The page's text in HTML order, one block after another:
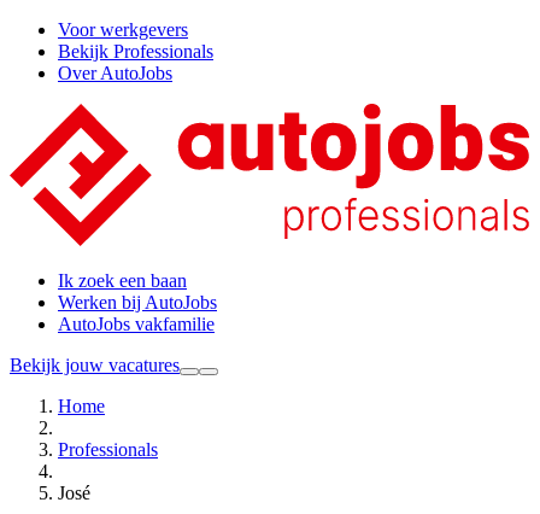
Voor werkgevers
Bekijk Professionals
Over AutoJobs
Ik zoek een baan
Werken bij AutoJobs
AutoJobs vakfamilie
Bekijk jouw vacatures
Home
Professionals
José